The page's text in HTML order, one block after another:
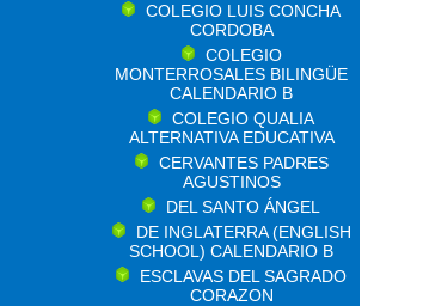
COLEGIO LUIS CONCHA
CORDOBA
COLEGIO
MONTERROSALES BILINGÜE
CALENDARIO B
COLEGIO QUALIA
ALTERNATIVA EDUCATIVA
CERVANTES PADRES
AGUSTINOS
DEL SANTO ÁNGEL
DE INGLATERRA (ENGLISH
SCHOOL) CALENDARIO B
ESCLAVAS DEL SAGRADO
CORAZON